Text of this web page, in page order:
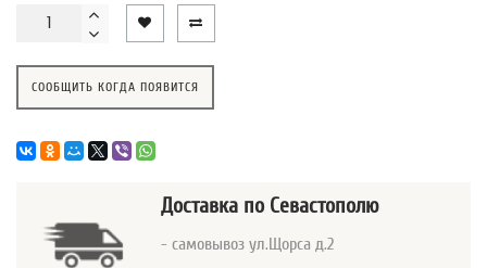
СООБЩИТЬ КОГДА ПОЯВИТСЯ
Доставка по Севастополю
- самовывоз ул.Щорса д.2